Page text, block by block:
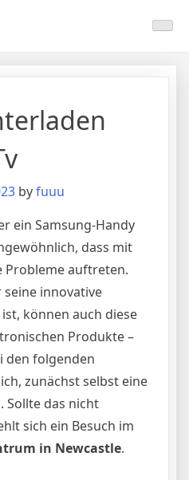
byfuuu
ein Samsung-Handy
dass mit
Probleme auftreten.
innovative
können auch diese
Produkte –
den folgenden
zunächst selbst eine
Sollte das nicht
sich ein Besuch im
in Newcastle.